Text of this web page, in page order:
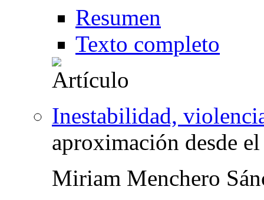
Resumen
Texto completo
Inestabilidad,
aproximación desde
Miriam Menchero